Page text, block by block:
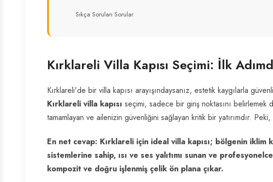
Sıkça Sorulan Sorular
Kırklareli Villa Kapısı Seçimi: İlk
Kırklareli'de bir villa kapısı arayışındaysanız, estetik kaygılarla
Kırklareli villa kapısı seçimi, sadece bir giriş noktasını belirlemek
tamamlayan ve ailenizin güvenliğini sağlayan kritik bir yatırımdır. Peki,
En net cevap: Kırklareli için ideal villa kapısı; bölgenin iklim
sistemlerine sahip, ısı ve ses yalıtımı sunan ve
kompozit ve doğru işlenmiş çelik ön plana çıkar.